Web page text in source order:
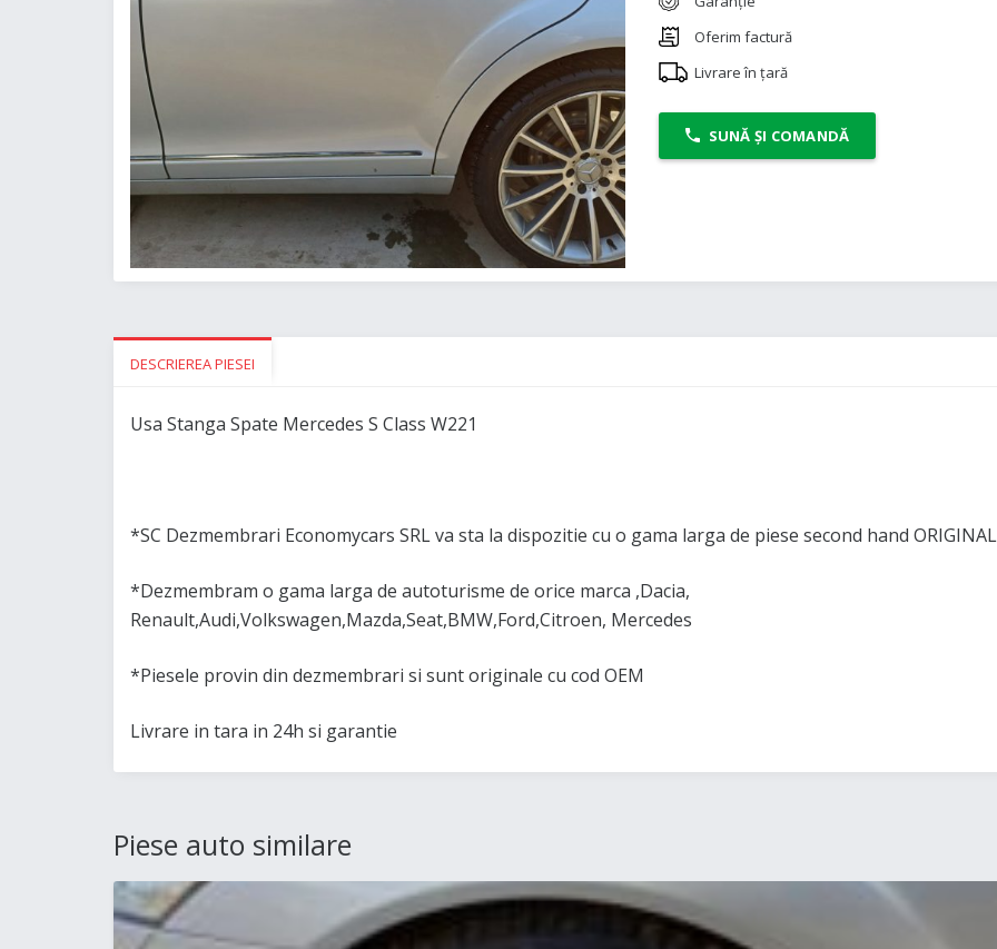
Oferim factură
Livrare în țară
SUNĂ ȘI COMANDĂ
DESCRIEREA PIESEI
Usa Stanga Spate Mercedes S Class W221
*SC Dezmembrari Economycars SRL va sta la dispozitie cu o gama larga de piese second hand
*Dezmembram o gama larga de autoturisme de orice marca ,Dacia,
Renault,Audi,Volkswagen,Mazda,Seat,BMW,Ford,Citroen, Mercedes
*Piesele provin din dezmembrari si sunt originale cu cod OEM
Livrare in tara in 24h si garantie
Piese auto similare